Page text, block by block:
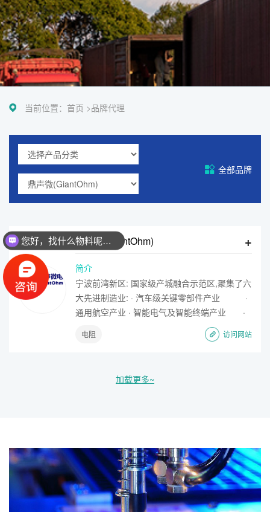
当前位置： 首页 >品牌代理
全部品牌
鼎声微(GiantOhm) +
简介
宁波前湾新区: 国家级产城融合示范区,聚集了六
大先进制造业: · 汽车级关键零部件产业 ·
通用航空产业 · 智能电气及智能终端产业 ·
新材料及生命健康医药 · 高端装备制造等。 鼎
声微电: · 坐拥宁波前湾新区先天的产业集聚优
生产/销售/方案/服务 · 所有设备均最新迭代，效
电阻 访问网站
加载更多~